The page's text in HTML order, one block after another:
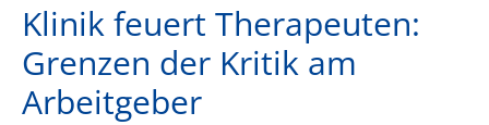
Klinik feuert Therapeuten:
Grenzen der Kritik am
Arbeitgeber